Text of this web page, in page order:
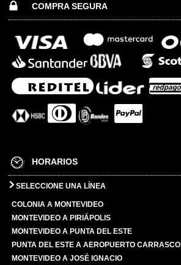
COMPRA SEGURA
HORARIOS
SELECCIONE UNA LÍNEA
COLONIA A MONTEVIDEO
MONTEVIDEO A PIRIÁPOLIS
MONTEVIDEO A PUNTA DEL ESTE
PUNTA DEL ESTE A AEROPUERTO CARRASCO
MONTEVIDEO A JOSÉ IGNACIO